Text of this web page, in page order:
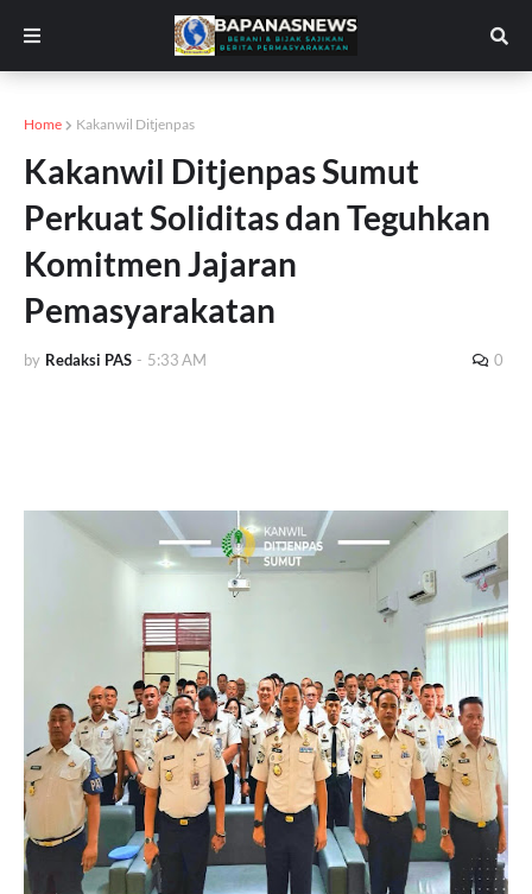
Home Kakanwil Ditjenpas
Kakanwil Ditjenpas Sumut
Perkuat Soliditas dan Teguhkan
Komitmen Jajaran
Pemasyarakatan
by Redaksi PAS - 5:33 AM 0